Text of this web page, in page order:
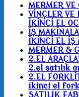
MERMER VE
VİNÇLER VE
İKİNCİ EL
İŞ
İKİNCİ EL İŞ
MERMER &
2.EL
2.el satılık
2.EL
ikinci el
SATILIK